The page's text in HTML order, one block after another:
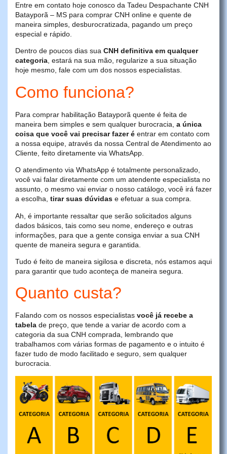
Entre em contato hoje conosco da Tadeu Despachante CNH
Batayporã – MS para comprar CNH online e quente de
maneira simples, desburocratizada, pagando um preço
especial e rápido.
Dentro de poucos dias sua CNH definitiva em qualquer
categoria, estará na sua mão, regularize a sua situação
hoje mesmo, fale com um dos nossos especialistas.
Como funciona?
Para comprar habilitação Batayporã quente é feita de
maneira bem simples e sem qualquer burocracia, a única
coisa que você vai precisar fazer é entrar em contato com
a nossa equipe, através da nossa Central de Atendimento ao
Cliente, feito diretamente via WhatsApp.
O atendimento via WhatsApp é totalmente personalizado,
você vai falar diretamente com um atendente especialista no
assunto, o mesmo vai enviar o nosso catálogo, você irá fazer
a escolha, tirar suas dúvidas e efetuar a sua compra.
Ah, é importante ressaltar que serão solicitados alguns
dados básicos, tais como seu nome, endereço e outras
informações, para que a gente consiga enviar a sua CNH
quente de maneira segura e garantida.
Tudo é feito de maneira sigilosa e discreta, nós estamos aqui
para garantir que tudo aconteça de maneira segura.
Quanto custa?
Falando com os nossos especialistas você já recebe a
tabela de preço, que tende a variar de acordo com a
categoria da sua CNH comprada, lembrando que
trabalhamos com várias formas de pagamento e o intuito é
fazer tudo de modo facilitado e seguro, sem qualquer
burocracia.